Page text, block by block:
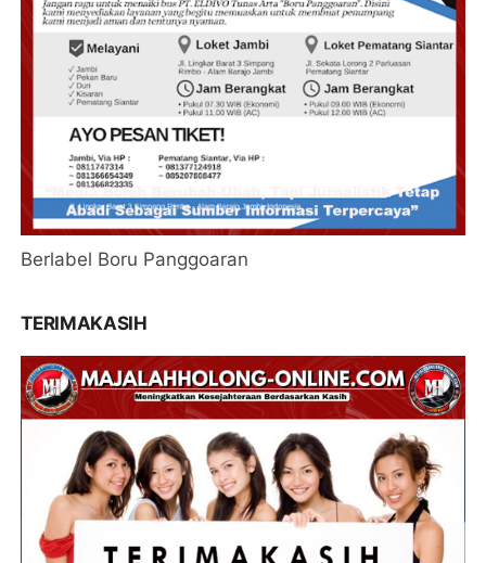
Berlabel Boru Panggoaran
TERIMAKASIH